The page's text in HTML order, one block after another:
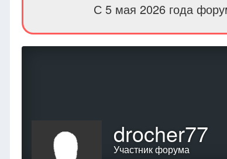
С 5 мая 2026 года
drocher77
Участник форума